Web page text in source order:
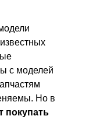
с моделей
Но в
покупать